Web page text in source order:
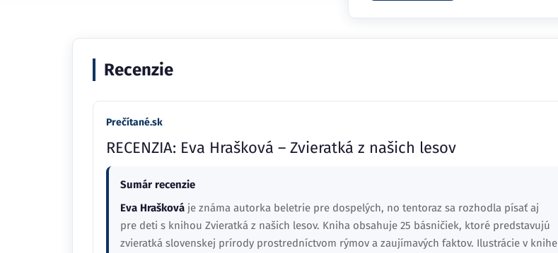
Recenzie
Prečítané.sk
RECENZIA: Eva Hrašková – Zvieratká z našich lesov
Sumár recenzie
Eva Hrašková je známa autorka beletrie pre dospelých, no tentoraz sa rozhodla písať aj
pre deti s knihou Zvieratká z našich lesov. Kniha obsahuje 25 básničiek, ktoré predstavujú
zvieratká slovenskej prírody prostredníctvom rýmov a zaujímavých faktov. Ilustrácie v knihe